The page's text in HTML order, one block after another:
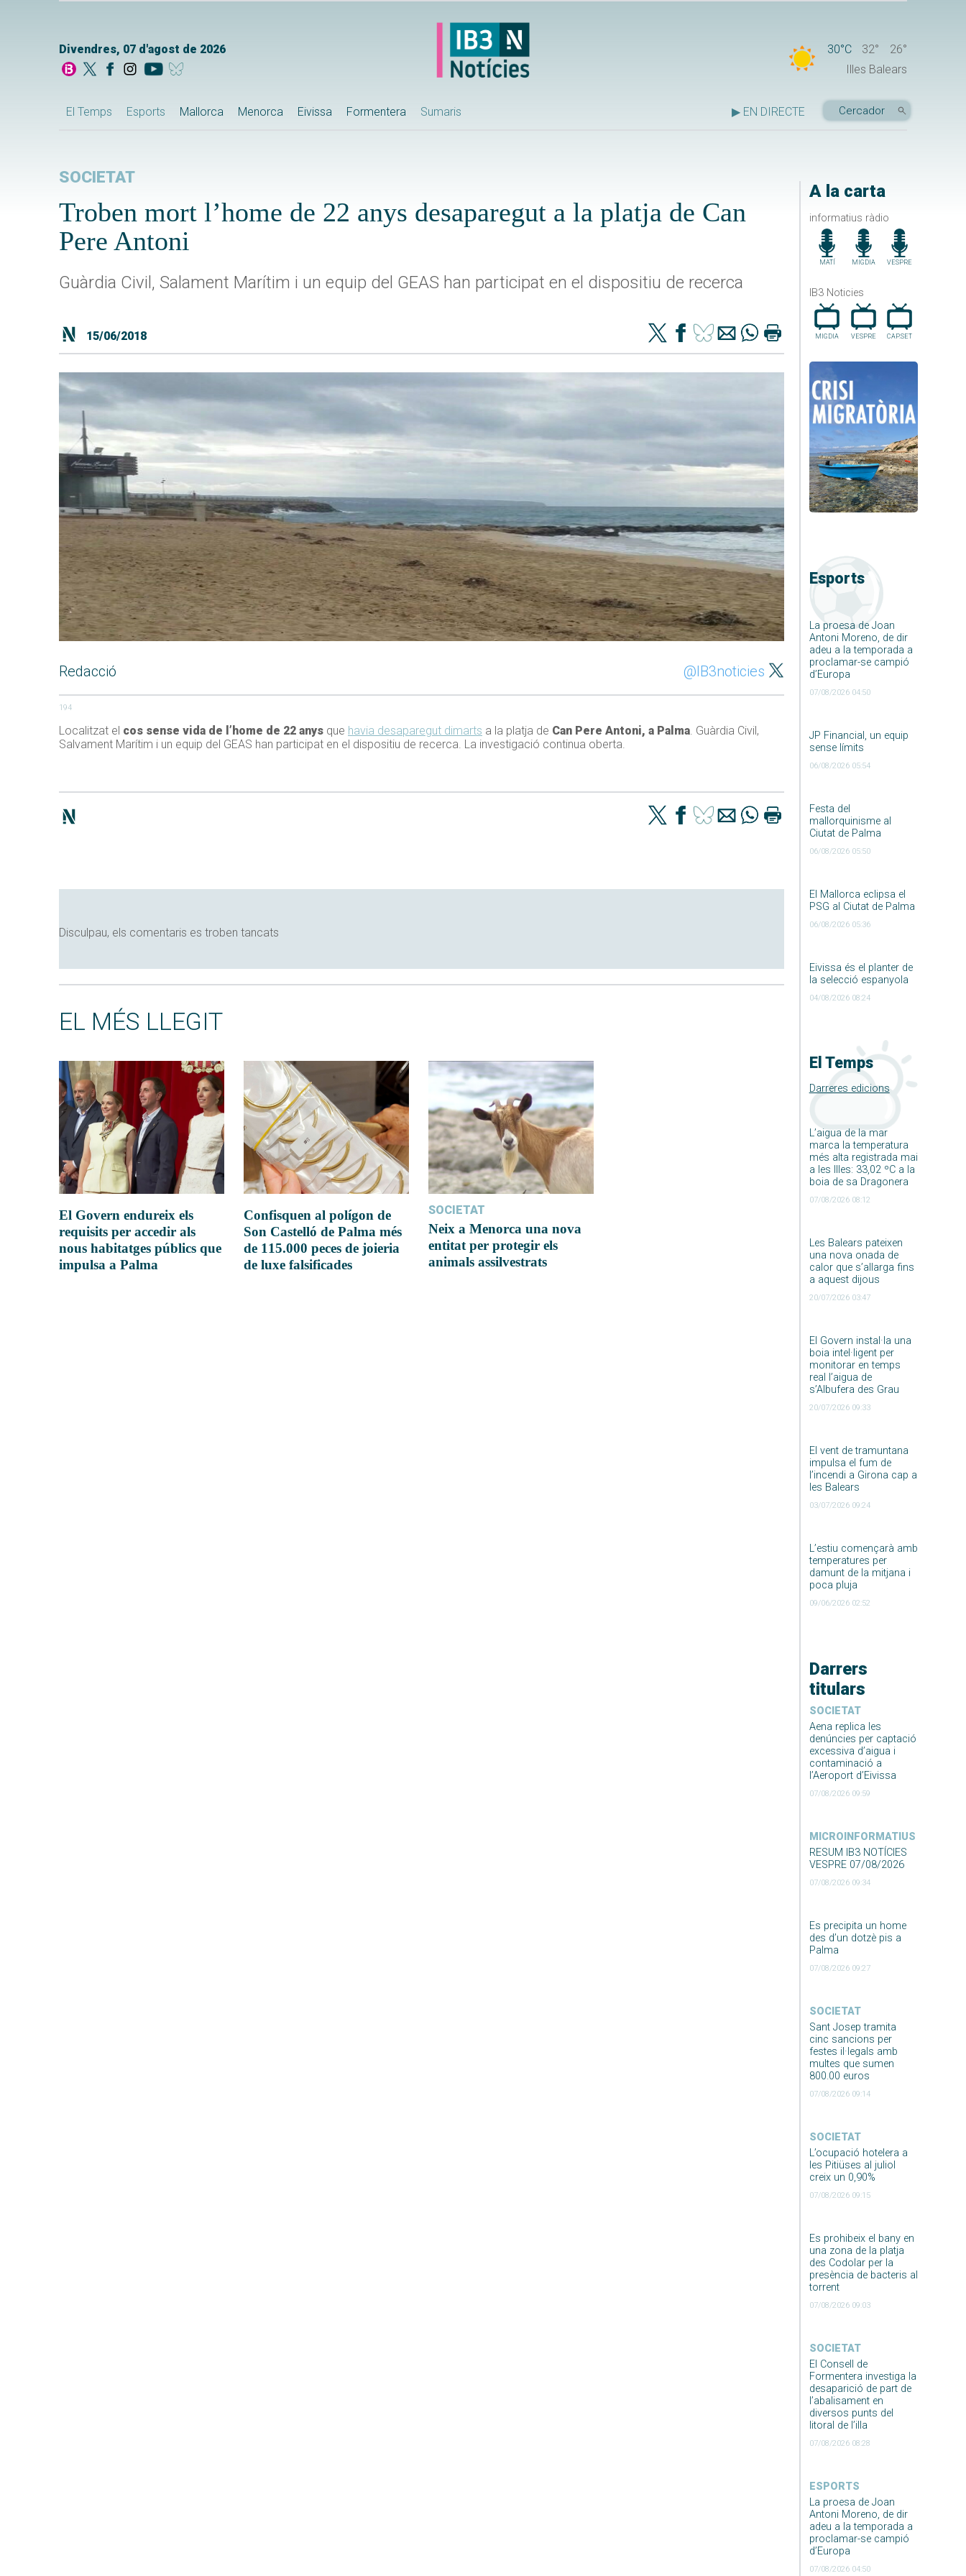
Divendres, 07 d'agost de 2026 30°C 32°
26°
Illes Balears
El Temps Esports Mallorca Menorca Eivissa Formentera Sumaris ▶ EN DIRECTE
A la carta
informatius ràdio
MATÍ MIGDIA VESPRE
IB3 Noticies
MIGDIA VESPRE CAP.SET
Esports
La proesa de Joan
Antoni Moreno, de dir
adeu a la temporada a
proclamar-se campió
d’Europa
07/08/2026 04:50
JP Financial, un equip
sense límits
06/08/2026 05:54
Festa del
mallorquinisme al
Ciutat de Palma
06/08/2026 05:50
El Mallorca eclipsa el
PSG al Ciutat de Palma
06/08/2026 05:36
Eivissa és el planter de
la selecció espanyola
04/08/2026 08:24
El Temps
Darreres edicions
L’aigua de la mar
marca la temperatura
més alta registrada mai
a les Illes: 33,02 ºC a la
boia de sa Dragonera
07/08/2026 08:12
Les Balears pateixen
una nova onada de
calor que s’allarga fins
a aquest dijous
20/07/2026 03:47
El Govern instal·la una
boia intel·ligent per
monitorar en temps
real l’aigua de
s’Albufera des Grau
20/07/2026 09:33
El vent de tramuntana
impulsa el fum de
l’incendi a Girona cap a
les Balears
03/07/2026 09:24
L’estiu començarà amb
temperatures per
damunt de la mitjana i
poca pluja
09/06/2026 02:52
Darrers
titulars
SOCIETAT
Aena replica les
denúncies per captació
excessiva d’aigua i
contaminació a
l’Aeroport d’Eivissa
07/08/2026 09:59
MICROINFORMATIUS
RESUM IB3 NOTÍCIES
VESPRE 07/08/2026
07/08/2026 09:34
Es precipita un home
des d’un dotzè pis a
Palma
07/08/2026 09:27
SOCIETAT
Sant Josep tramita
cinc sancions per
festes il·legals amb
multes que sumen
800.00 euros
07/08/2026 09:14
SOCIETAT
L’ocupació hotelera a
les Pitiüses al juliol
creix un 0,90%
07/08/2026 09:15
Es prohibeix el bany en
una zona de la platja
des Codolar per la
presència de bacteris al
torrent
07/08/2026 09:03
SOCIETAT
El Consell de
Formentera investiga la
desaparició de part de
l’abalisament en
diversos punts del
litoral de l’illa
07/08/2026 08:28
ESPORTS
La proesa de Joan
Antoni Moreno, de dir
adeu a la temporada a
proclamar-se campió
d’Europa
07/08/2026 04:50
SOCIETAT
Troben mort l’home de 22 anys desaparegut a la platja de Can
Pere Antoni
Guàrdia Civil, Salament Marítim i un equip del GEAS han participat en el dispositiu de recerca
15/06/2018
Redacció @IB3noticies
194
Localitzat el cos sense vida de l’home de 22 anys que havia desaparegut dimarts a la platja de Can Pere Antoni, a Palma. Guàrdia Civil,
Salvament Marítim i un equip del GEAS han participat en el dispositiu de recerca. La investigació continua oberta.
Disculpau, els comentaris es troben tancats
EL MÉS LLEGIT
El Govern endureix els
requisits per accedir als
nous habitatges públics que
impulsa a Palma
Confisquen al polígon de
Son Castelló de Palma més
de 115.000 peces de joieria
de luxe falsificades
SOCIETAT
Neix a Menorca una nova
entitat per protegir els
animals assilvestrats